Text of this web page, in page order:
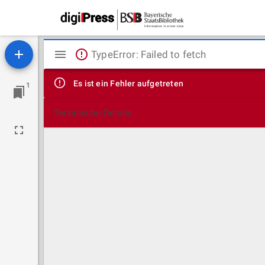
1
Mirador
Viewer
TypeError: Failed to fetch
Es ist ein Fehler aufgetreten
Technische Details